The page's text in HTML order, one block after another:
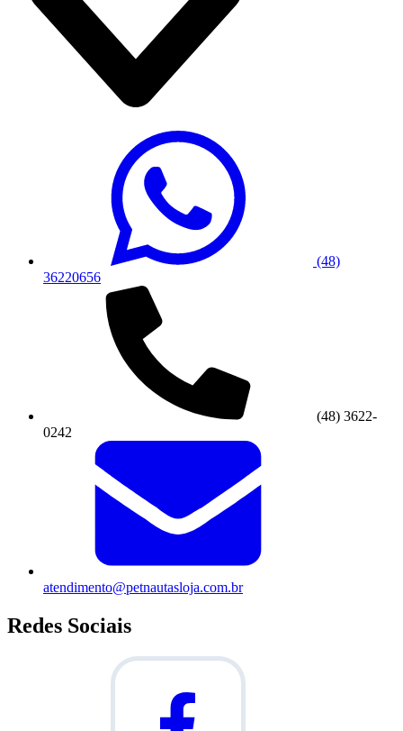
(48)
36220656
(48) 3622-
0242
atendimento@petnautasloja.com.br
Redes Sociais